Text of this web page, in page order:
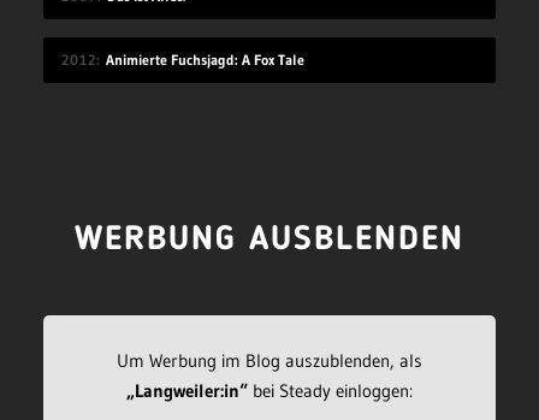
2012 Animierte Fuchsjagd: A Fox Tale
WERBUNG AUSBLENDEN
Um Werbung im Blog auszublenden, als
„Langweiler:in“bei Steady einloggen: